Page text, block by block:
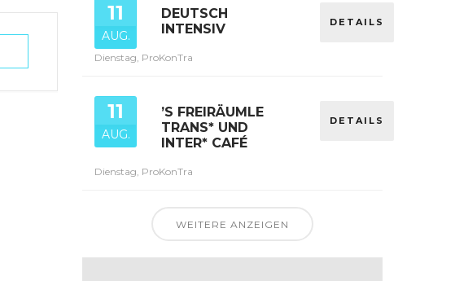
11
AUG.
DEUTSCH
INTENSIV
Dienstag, ProKonTra
DETAILS
11
AUG.
’S FREIRÄUMLE
TRANS* UND
INTER* CAFÉ
Dienstag, ProKonTra
DETAILS
WEITERE ANZEIGEN